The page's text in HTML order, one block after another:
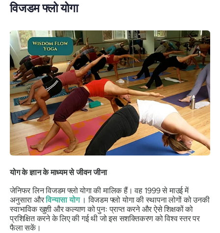
विजडम फ्लो योगा
योग के ज्ञान के माध्यम से जीवन जीना
जेनिफर लिन विजडम फ्लो योगा की मालिक हैं। वह 1999 से माउई में
अनुसारा औरविन्यासा योग। विजडम फ्लो योगा की स्थापना लोगों को उनकी
स्वाभाविक खुशी और कल्याण को पुनः प्राप्त करने और ऐसे शिक्षकों को
प्रशिक्षित करने के लिए की गई थी जो इस सशक्तिकरण को विश्व स्तर पर
फैला सकें।